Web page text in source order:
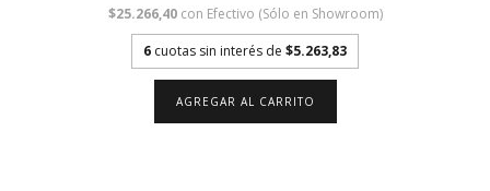
$25.266,40 con Efectivo (Sólo en Showroom)
6 cuotas sin interés de $5.263,83